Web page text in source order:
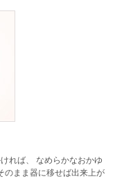
れば、 なめらかなおかゆ
のまま器に移せば出来上が